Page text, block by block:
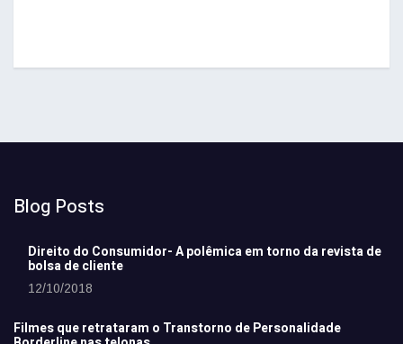
Blog Posts
Direito do Consumidor- A polêmica em torno da revista de
bolsa de cliente
12/10/2018
Filmes que retrataram o Transtorno de Personalidade